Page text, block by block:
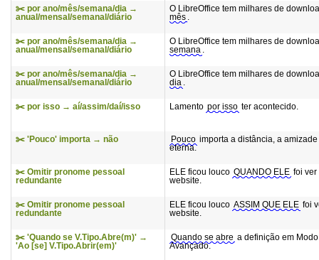
✂️ por ano/mês/semana/dia →
anual/mensal/semanal/diário
O LibreOffice tem milhares de
mês .
✂️ por ano/mês/semana/dia →
anual/mensal/semanal/diário
O LibreOffice tem milhares de
semana .
✂️ por ano/mês/semana/dia →
anual/mensal/semanal/diário
O LibreOffice tem milhares de
dia .
✂️ por isso → aí/assim/daí/isso Lamento por isso ter acontecido.
✂️ 'Pouco' importa → não Pouco importa a distância, a amizade
eterna.
✂️ Omitir pronome pessoal
redundante
ELE ficou louco QUANDO ELE foi ver
website.
✂️ Omitir pronome pessoal
redundante
ELE ficou louco ASSIM QUE ELE foi
website.
✂️ 'Quando se V.Tipo.Abre(m)' →
'Ao [se] V.Tipo.Abrir(em)'
Quando se abre a definição em Modo
Avançado.